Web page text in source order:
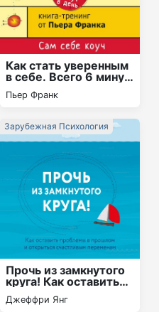
Как стать уверенным
в себе. Всего 6 минут
в день. Книга-тренинг
Пьер Франк
Прочь из замкнутого
круга! Как оставить
проблемы в прошлом
и впустить в свою
Джеффри Янг
Зарубежная Психология